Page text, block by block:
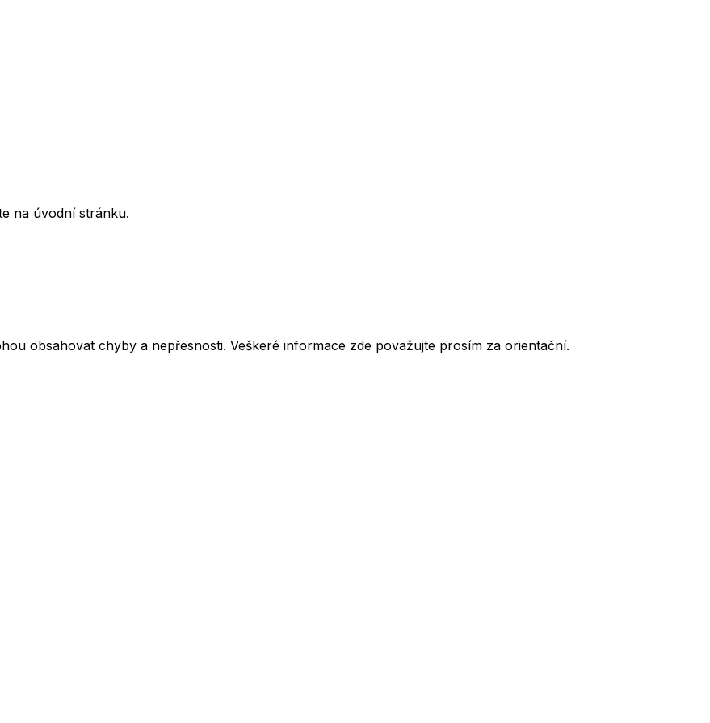
na úvodní stránku.
obsahovat chyby a nepřesnosti. Veškeré informace zde považujte prosím za orientační.